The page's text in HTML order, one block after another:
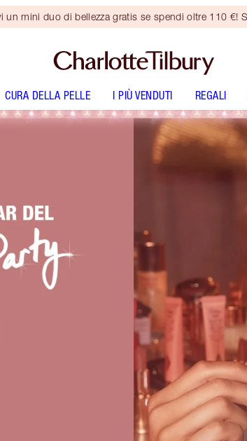
un mini duo di bellezza gratis se spendi oltre 110 €!
CURA DELLA PELLE I PIÙ VENDUTI REGALI